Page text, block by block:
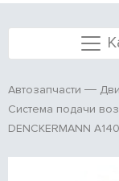
Автозапчасти
Система подачи
DENCKERMANN